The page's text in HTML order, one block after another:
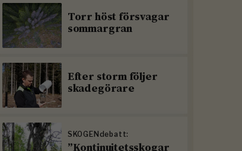
Torr höst försvagar
sommargran
Efter storm följer
skadegörare
SKOGENdebatt:
”Kontinuitetsskogar